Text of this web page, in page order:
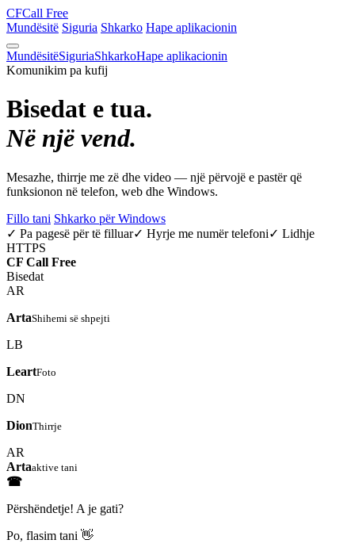
CFCall Free
Mundësitë Siguria Shkarko Hape aplikacionin
MundësitëSiguriaShkarkoHape aplikacionin
Komunikim pa kufij
Bisedat e tua.
Në një vend.
Mesazhe, thirrje me zë dhe video — një përvojë e pastër që
funksionon në telefon, web dhe Windows.
Fillo tani Shkarko për Windows
✓ Pa pagesë për të filluar✓ Hyrje me numër telefoni✓ Lidhje
HTTPS
CF Call Free
Bisedat
AR
ArtaShihemi së shpejti
LB
LeartFoto
DN
DionThirrje
AR
Artaaktive tani
☎
Përshëndetje! A je gati?
Po, flasim tani 👋